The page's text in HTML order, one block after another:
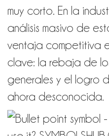
muy corto. En la
análisis masivo de
ventaja competitiva
clave: la rebaja de
generales y el logro
ahora desconocida.